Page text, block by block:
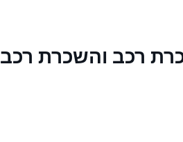
רכב והשכרת רכב